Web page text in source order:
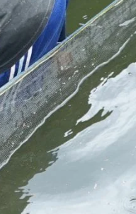
Palmas
Kura-kura
KATEGORI
Berita
Bisnis
Budidaya
Event
Informasi Lain
Pembenihan Ikan